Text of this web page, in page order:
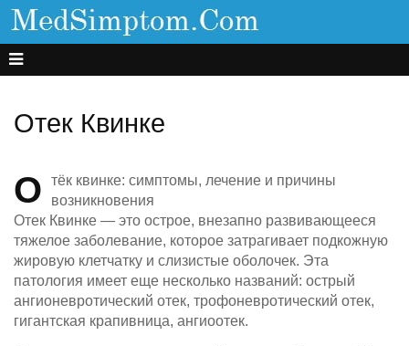
Отек Квинке
О
тёк квинке: симптомы, лечение и причины
возникновения
Отек Квинке — это острое, внезапно развивающееся
тяжелое заболевание, которое затрагивает подкожную
жировую клетчатку и слизистые оболочек. Эта
патология имеет еще несколько названий: острый
ангионевротический отек, трофоневротический отек,
гигантская крапивница, ангиоотек.